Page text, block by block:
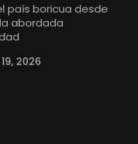
país boricua desde
abordada
19, 2026